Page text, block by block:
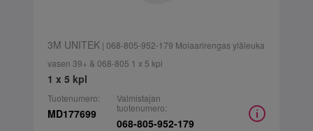
3M UNITEK| 068-805-952-179 Molaarirengas yläleuka
vasen 39+ & 068-805 1 x 5 kpl
1 x 5 kpl
Tuotenumero:
MD177699
Valmistajan
tuotenumero:
068-805-952-179